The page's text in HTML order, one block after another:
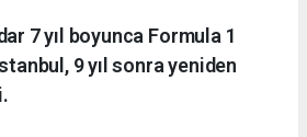
7 yıl boyunca Formula 1
9 yıl sonra yeniden